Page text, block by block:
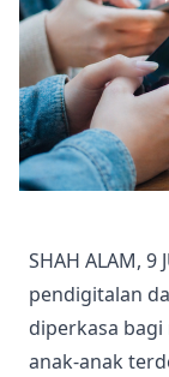
SHAH ALAM,
pendigitalan
diperkasa
anak-anak